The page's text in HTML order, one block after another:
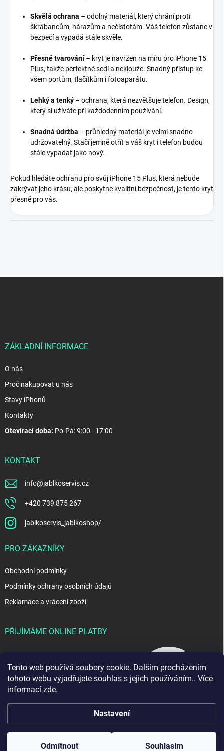
Tento web používá soubory cookie. Dalším procházením
tohoto webu vyjadřujete souhlas s jejich používáním.. Více
informací zde.
Nastavení
Odmítnout Souhlasím
Skvělá ochrana – odolný materiál, který chrání proti
škrábancům, nárazům a nečistotám. Váš telefon zůstane v
bezpečí a vypadá stále skvěle.
Přesné tvarování– kryt je navržen na míru pro iPhone 15
Plus, takže perfektně sedí a neklouže. Snadný přístup ke
všem portům, tlačítkům i fotoaparátu.
Lehký a tenký – ochrana, která nezvětšuje telefon. Design,
který si užíváte při každodenním používání.
Snadná údržba – průhledný materiál je velmi snadno
udržovatelný. Stačí jemně otřít a váš kryt i telefon budou
stále vypadat jako nový.
Pokud hledáte ochranu pro svůj iPhone 15 Plus, která nebude
zakrývat jeho krásu, ale poskytne kvalitní bezpečnost, je tento kryt
přesně pro vás.
ZÁKLADNÍ INFORMACE
O nás
Proč nakupovat u nás
Stavy iPhonů
Kontakty
Otevírací doba: Po-Pá: 9:00 - 17:00
KONTAKT
info@jablkoservis.cz
+420 739 875 267
jablkoservis_jablkoshop/
PRO ZÁKAZNÍKY
Obchodní podmínky
Podmínky ochrany osobních údajů
Reklamace a vrácení zboží
PŘIJÍMÁME ONLINE PLATBY
Copyright 2026 . Všechna práva vyhrazena.